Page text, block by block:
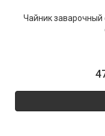
Чайник заварочный